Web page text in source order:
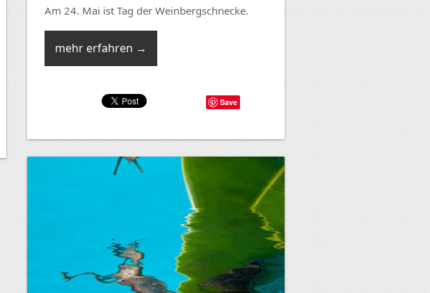
Am 24. Mai ist Tag der Weinbergschnecke.
mehr erfahren →
Save